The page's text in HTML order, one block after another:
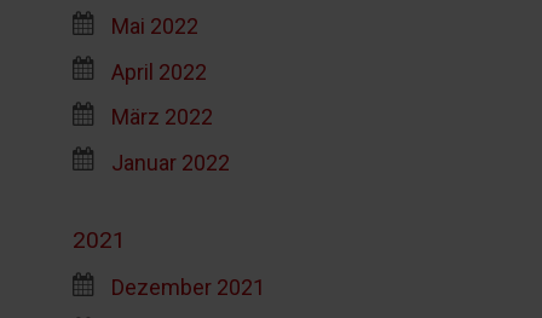
Mai 2022
April 2022
März 2022
Januar 2022
2021
Dezember 2021